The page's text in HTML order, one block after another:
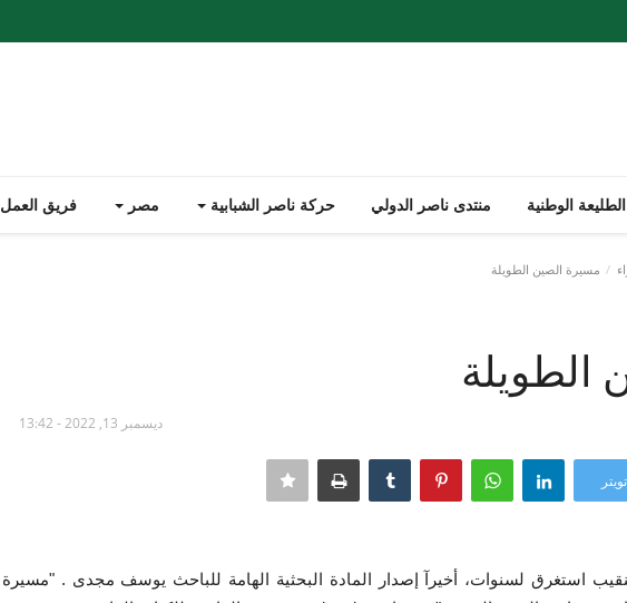
الوطنية منتدى ناصر الدولي حركة ناصر الشبابية مصر فريق العمل
مسيرة الصين الطويلة
الطويلة
ديسمبر 13, 2022 - 13:42
تويتر
استغرق لسنوات، أخيرآ إصدار المادة البحثية الهامة للباحث يوسف مجدى . "مسيرة